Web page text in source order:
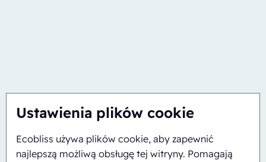
Ustawienia plików cookie
Ecobliss używa plików cookie, aby zapewnić
najlepszą możliwą obsługę tej witryny. Pomagają
PółautomatycznyRotacyjne
ERB/PH4-1418-CS